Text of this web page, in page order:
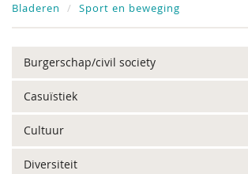
Bladeren Sport en beweging
Burgerschap/civil society
Casuïstiek
Cultuur
Diversiteit